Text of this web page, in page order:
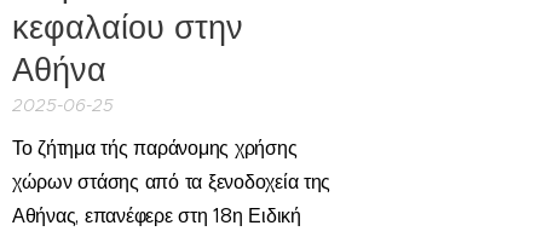
κεφαλαίου στην
Αθήνα
2025-06-25
Το ζήτημα τής παράνομης χρήσης
χώρων στάσης από τα ξενοδοχεία της
Αθήνας, επανέφερε στη18η Ειδική